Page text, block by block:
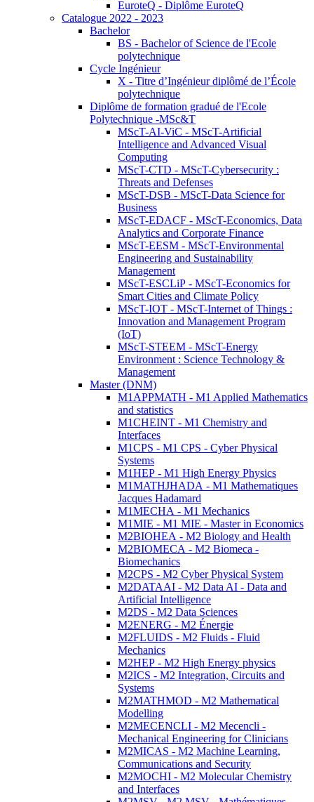
EuroteQ - Diplôme EuroteQ
Catalogue 2022 - 2023
Bachelor
BS - Bachelor of Science de l'Ecole
polytechnique
Cycle Ingénieur
X - Titre d’Ingénieur diplômé de l’École
polytechnique
Diplôme de formation gradué de l'Ecole
Polytechnique -MSc&T
MScT-AI-ViC - MScT-Artificial
Intelligence and Advanced Visual
Computing
MScT-CTD - MScT-Cybersecurity :
Threats and Defenses
MScT-DSB - MScT-Data Science for
Business
MScT-EDACF - MScT-Economics, Data
Analytics and Corporate Finance
MScT-EESM - MScT-Environmental
Engineering and Sustainability
Management
MScT-ESCLiP - MScT-Economics for
Smart Cities and Climate Policy
MScT-IOT - MScT-Internet of Things :
Innovation and Management Program
(IoT)
MScT-STEEM - MScT-Energy
Environment : Science Technology &
Management
Master (DNM)
M1APPMATH - M1 Applied Mathematics
and statistics
M1CHEINT - M1 Chemistry and
Interfaces
M1CPS - M1 CPS - Cyber Physical
Systems
M1HEP - M1 High Energy Physics
M1MATHJHADA - M1 Mathematiques
Jacques Hadamard
M1MECHA - M1 Mechanics
M1MIE - M1 MIE - Master in Economics
M2BIOHEA - M2 Biology and Health
M2BIOMECA - M2 Biomeca -
Biomechanics
M2CPS - M2 Cyber Physical System
M2DATAAI - M2 Data AI - Data and
Artificial Intelligence
M2DS - M2 Data Sciences
M2ENERG - M2 Énergie
M2FLUIDS - M2 Fluids - Fluid
Mechanics
M2HEP - M2 High Energy physics
M2ICS - M2 Integration, Circuits and
Systems
M2MATHMOD - M2 Mathematical
Modelling
M2MECENCLI - M2 Mecencli -
Mechanical Engineering for Clinicians
M2MICAS - M2 Machine Learning,
Communications and Security
M2MOCHI - M2 Molecular Chemistry
and Interfaces